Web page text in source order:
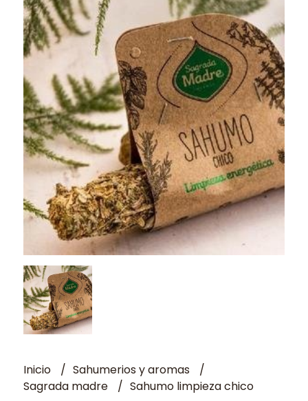
Inicio
Sahumerios y aromas
Sagrada madre
Sahumo limpieza chico